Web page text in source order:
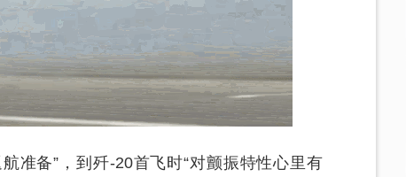
准备”，到歼-20首飞时“对颤振特性心里有